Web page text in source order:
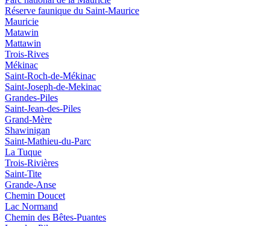
Réserve faunique du Saint‑Maurice
Mauricie
Matawin
Mattawin
Trois-Rives
Mékinac
Saint-Roch-de-Mékinac
Saint-Joseph-de-Mekinac
Grandes-Piles
Saint-Jean-des-Piles
Grand-Mère
Shawinigan
Saint-Mathieu-du-Parc
La Tuque
Trois-Rivières
Saint-Tite
Grande-Anse
Chemin Doucet
Lac Normand
Chemin des Bêtes-Puantes